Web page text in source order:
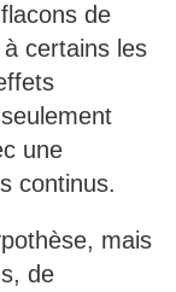
de
certains les
une
continus.
mais
de